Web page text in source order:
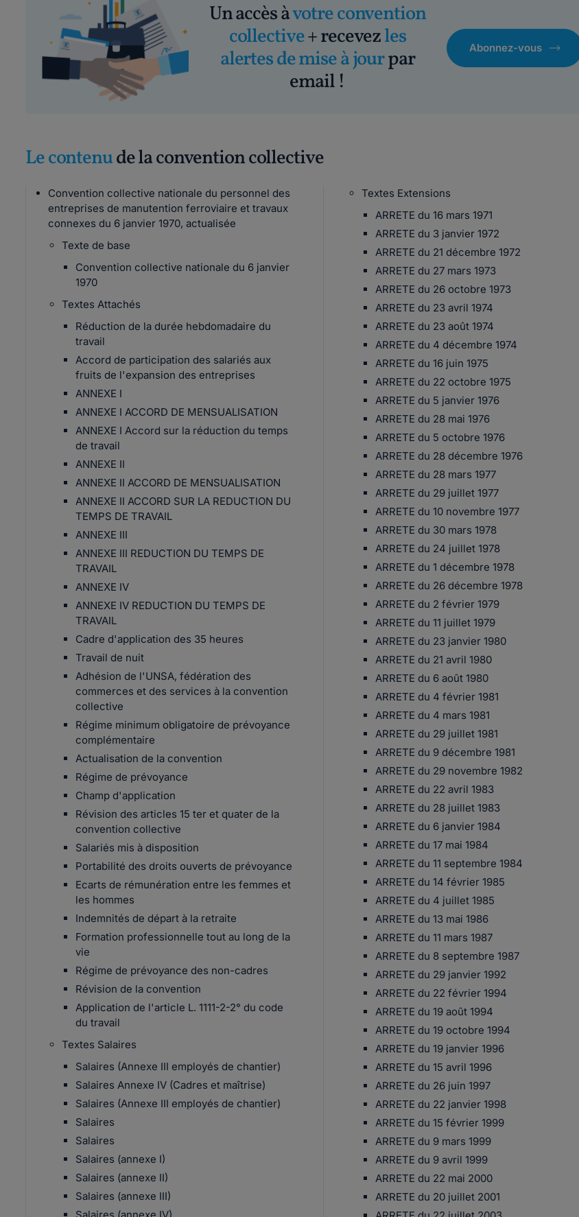
Un accès àvotre convention
collective+ recevezles
alertes de mise à jourpar
email !
Abonnez-vous
Le contenude la convention collective
Convention collective nationale du personnel des
entreprises de manutention ferroviaire et travaux
connexes du 6 janvier 1970, actualisée
Texte de base
Convention collective nationale du 6 janvier
1970
Textes Attachés
Réduction de la durée hebdomadaire du
travail
Accord de participation des salariés aux
fruits de l'expansion des entreprises
ANNEXE I
ANNEXE I ACCORD DE MENSUALISATION
ANNEXE I Accord sur la réduction du temps
de travail
ANNEXE II
ANNEXE II ACCORD DE MENSUALISATION
ANNEXE II ACCORD SUR LA REDUCTION DU
TEMPS DE TRAVAIL
ANNEXE III
ANNEXE III REDUCTION DU TEMPS DE
TRAVAIL
ANNEXE IV
ANNEXE IV REDUCTION DU TEMPS DE
TRAVAIL
Cadre d'application des 35 heures
Travail de nuit
Adhésion de l'UNSA, fédération des
commerces et des services à la convention
collective
Régime minimum obligatoire de prévoyance
complémentaire
Actualisation de la convention
Régime de prévoyance
Champ d'application
Révision des articles 15 ter et quater de la
convention collective
Salariés mis à disposition
Portabilité des droits ouverts de prévoyance
Ecarts de rémunération entre les femmes et
les hommes
Indemnités de départ à la retraite
Formation professionnelle tout au long de la
vie
Régime de prévoyance des non-cadres
Révision de la convention
Application de l'article L. 1111-2-2° du code
du travail
Textes Salaires
Salaires (Annexe III employés de chantier)
Salaires Annexe IV (Cadres et maîtrise)
Salaires (Annexe III employés de chantier)
Salaires
Salaires
Salaires (annexe I)
Salaires (annexe II)
Salaires (annexe III)
Textes Extensions
ARRETE du 16 mars 1971
ARRETE du 3 janvier 1972
ARRETE du 21 décembre 1972
ARRETE du 27 mars 1973
ARRETE du 26 octobre 1973
ARRETE du 23 avril 1974
ARRETE du 23 août 1974
ARRETE du 4 décembre 1974
ARRETE du 16 juin 1975
ARRETE du 22 octobre 1975
ARRETE du 5 janvier 1976
ARRETE du 28 mai 1976
ARRETE du 5 octobre 1976
ARRETE du 28 décembre 1976
ARRETE du 28 mars 1977
ARRETE du 29 juillet 1977
ARRETE du 10 novembre 1977
ARRETE du 30 mars 1978
ARRETE du 24 juillet 1978
ARRETE du 1 décembre 1978
ARRETE du 26 décembre 1978
ARRETE du 2 février 1979
ARRETE du 11 juillet 1979
ARRETE du 23 janvier 1980
ARRETE du 21 avril 1980
ARRETE du 6 août 1980
ARRETE du 4 février 1981
ARRETE du 4 mars 1981
ARRETE du 29 juillet 1981
ARRETE du 9 décembre 1981
ARRETE du 29 novembre 1982
ARRETE du 22 avril 1983
ARRETE du 28 juillet 1983
ARRETE du 6 janvier 1984
ARRETE du 17 mai 1984
ARRETE du 11 septembre 1984
ARRETE du 14 février 1985
ARRETE du 4 juillet 1985
ARRETE du 13 mai 1986
ARRETE du 11 mars 1987
ARRETE du 8 septembre 1987
ARRETE du 29 janvier 1992
ARRETE du 22 février 1994
ARRETE du 19 août 1994
ARRETE du 19 octobre 1994
ARRETE du 19 janvier 1996
ARRETE du 15 avril 1996
ARRETE du 26 juin 1997
ARRETE du 22 janvier 1998
ARRETE du 15 février 1999
ARRETE du 9 mars 1999
ARRETE du 9 avril 1999
ARRETE du 22 mai 2000
ARRETE du 20 juillet 2001